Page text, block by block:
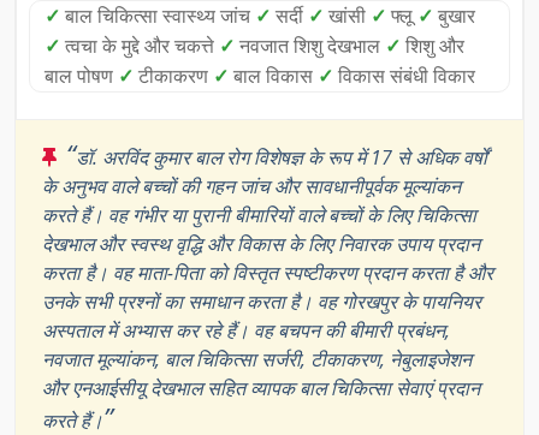
✓ बाल चिकित्सा स्वास्थ्य जांच ✓ सर्दी ✓ खांसी ✓ फ्लू ✓ बुखार
✓ त्वचा के मुद्दे और चकत्ते ✓ नवजात शिशु देखभाल ✓ शिशु और
बाल पोषण ✓ टीकाकरण ✓ बाल विकास ✓ विकास संबंधी विकार
“डॉ. अरविंद कुमार बाल रोग विशेषज्ञ के रूप में 17 से अधिक वर्षों
के अनुभव वाले बच्चों की गहन जांच और सावधानीपूर्वक मूल्यांकन
करते हैं। वह गंभीर या पुरानी बीमारियों वाले बच्चों के लिए चिकित्सा
देखभाल और स्वस्थ वृद्धि और विकास के लिए निवारक उपाय प्रदान
करता है। वह माता-पिता को विस्तृत स्पष्टीकरण प्रदान करता है और
उनके सभी प्रश्नों का समाधान करता है। वह गोरखपुर के पायनियर
अस्पताल में अभ्यास कर रहे हैं। वह बचपन की बीमारी प्रबंधन,
नवजात मूल्यांकन, बाल चिकित्सा सर्जरी, टीकाकरण, नेबुलाइजेशन
और एनआईसीयू देखभाल सहित व्यापक बाल चिकित्सा सेवाएं प्रदान
करते हैं।”